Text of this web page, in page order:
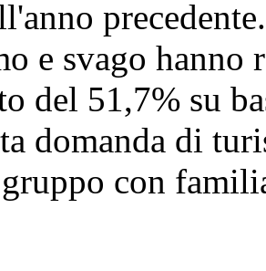
e svago hanno
del 51,7% su
domanda di
con